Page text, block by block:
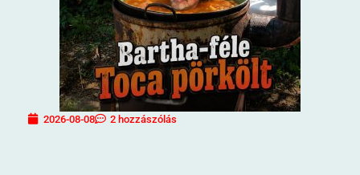
2026-08-08 2 hozzászólás